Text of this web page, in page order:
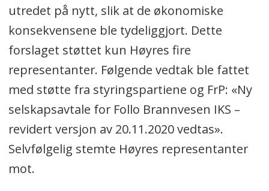
utredet på nytt, slik at de økonomiske
konsekvensene ble tydeliggjort. Dette
forslaget støttet kun Høyres fire
representanter. Følgende vedtak ble fattet
med støtte fra styringspartiene og FrP: «Ny
selskapsavtale for Follo Brannvesen IKS –
revidert versjon av 20.11.2020 vedtas».
Selvfølgelig stemte Høyres representanter
mot.